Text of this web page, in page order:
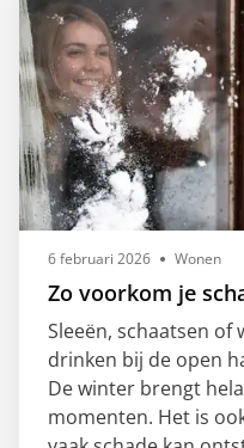
Zo voorkom je
6 februari 2026 Wonen
Sleeën, schaatsen of
drinken bij de open
De winter brengt
momenten. Het is